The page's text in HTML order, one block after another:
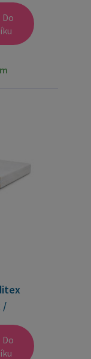
Do
/
Do